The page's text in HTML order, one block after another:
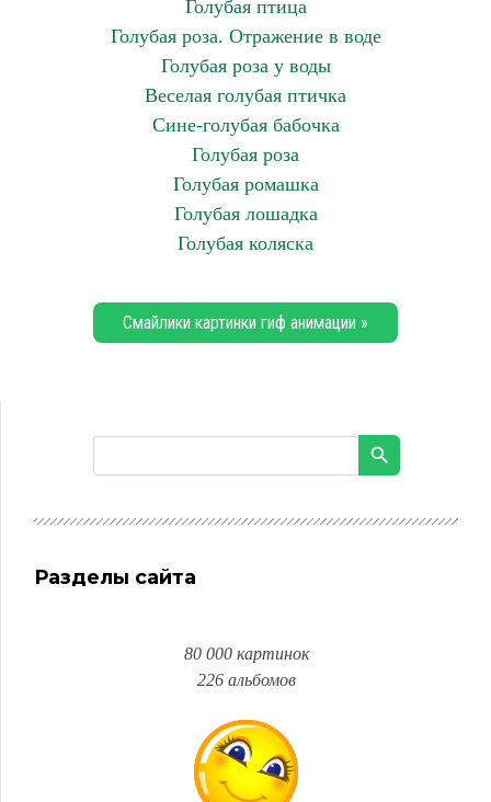
Голубая птица
Голубая роза. Отражение в воде
Голубая роза у воды
Веселая голубая птичка
Сине-голубая бабочка
Голубая роза
Голубая ромашка
Голубая лошадка
Голубая коляска
Смайлики картинки гиф анимации »
Разделы сайта
80 000 картинок
226 альбомов